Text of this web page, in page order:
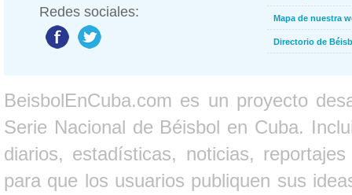
Redes sociales: Mapa de nuestra
Directorio de
BeisbolEnCuba.com es un proyecto
Serie Nacional de Béisbol en Cuba.
diarios, estadísticas, noticias,
para que los usuarios publiquen sus